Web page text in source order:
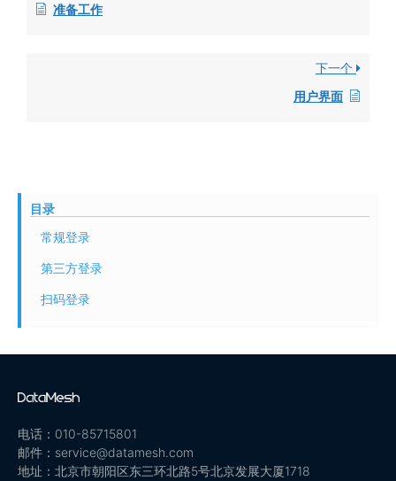
准备工作
下一个
用户界面
目录
常规登录
第三方登录
扫码登录
电话：010-85715801
邮件：service@datamesh.com
地址：北京市朝阳区东三环北路5号北京发展大厦1718